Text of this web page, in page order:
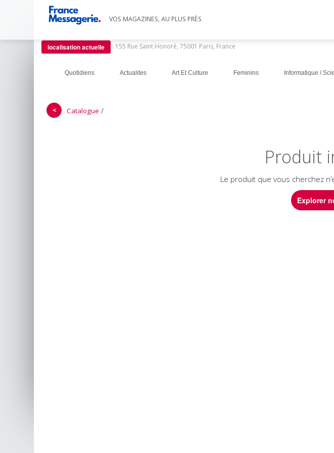
VOS MAGAZINES, AU PLUS PRÈS
localisation actuelle : 155 Rue Saint Honoré, 75001 Paris, France
Quotidiens Actualites Art Et Culture Feminins Informatique /
＜ Catalogue /
Produit
Le produit que vous cherchez
Explorer